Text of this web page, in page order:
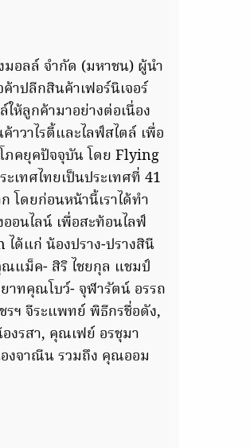
อลล์ จำกัด (มหาชน) ผู้นำ
าปลีกสินค้าเฟอร์นิเจอร์
ห้ลูกค้ามาอย่างต่อเนื่อง
วาไรตี้และไลฟ์สไตล์ เพื่อ
ภคยุคปัจจุบัน โดย Flying
เทศไทยเป็นประเทศที่ 41
โดยก่อนหน้านี้เราได้ทำ
อนไลน์ เพื่อสะท้อนไลฟ์
ด้แก่ น้องปราง-ปรางสินี
แม็ค- สิริ ไชยกุล แชมป์
ทคุณโบว์- จุฬารัตน์ อรรถ
ฯ จีระแพทย์ พิธีกรชื่อดัง,
งรสา, คุณเฟย์ อรชุมา
งจาณีน รวมถึง คุณออม